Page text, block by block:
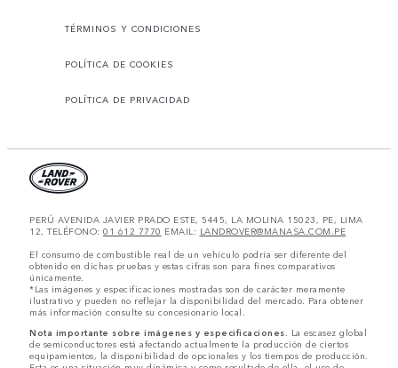
TÉRMINOS Y CONDICIONES
POLÍTICA DE COOKIES
POLÍTICA DE PRIVACIDAD
PERÚ AVENIDA JAVIER PRADO ESTE, 5445, LA MOLINA 15023, PE, LIMA
12, TELÉFONO: 01 612 7770 EMAIL: LANDROVER@MANASA.COM.PE
El consumo de combustible real de un vehículo podría ser diferente del
obtenido en dichas pruebas y estas cifras son para fines comparativos
únicamente.
*Las imágenes y especificaciones mostradas son de carácter meramente
ilustrativo y pueden no reflejar la disponibilidad del mercado. Para obtener
más información consulte su concesionario local.
Nota importante sobre imágenes y especificaciones.
La escasez global
de semiconductores está afectando actualmente la producción de ciertos
equipamientos, la disponibilidad de opcionales y los tiempos de producción.